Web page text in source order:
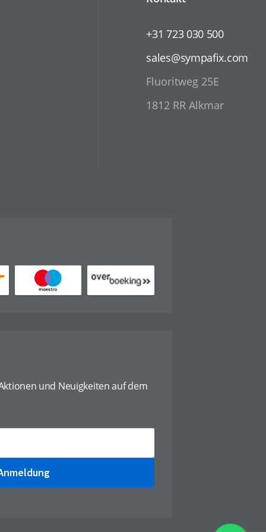
+31 723 030 500
sales@sympafix.com
Fluoritweg 25E
1812 RR Alkmar
und Neuigkeiten auf dem